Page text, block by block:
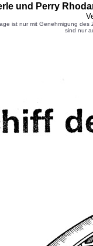
und Perry
ist nur mit Genehmigung
sind nur